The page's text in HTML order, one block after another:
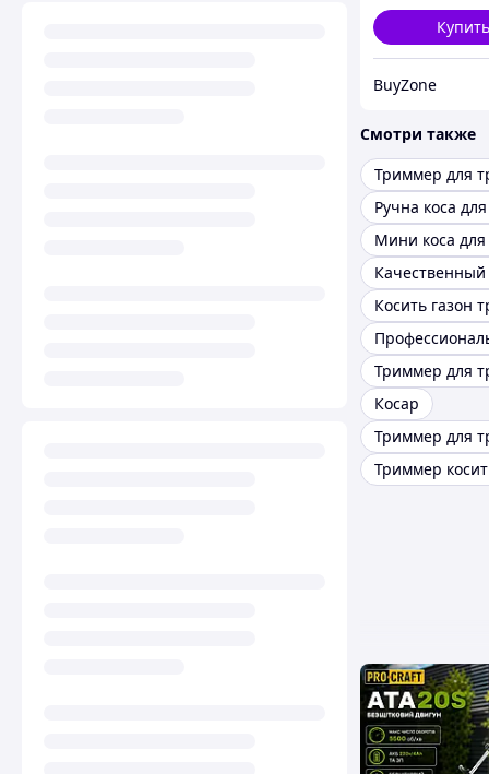
Купить
BuyZone
Смотри также
Триммер для
Ручна коса
Мини коса
Косар
Триммер для
Триммер